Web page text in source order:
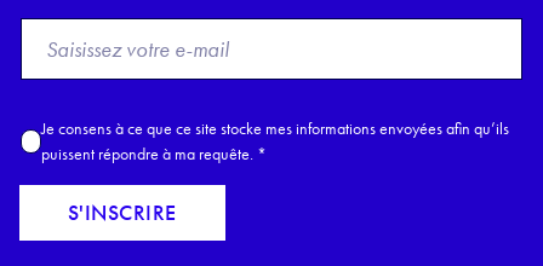
o
E
a
l
A
c
c
Je consens à ce que ce site stocke mes informations envoyées afin qu’ils
puissent répondre à ma requête. *
S'INSCRIRE